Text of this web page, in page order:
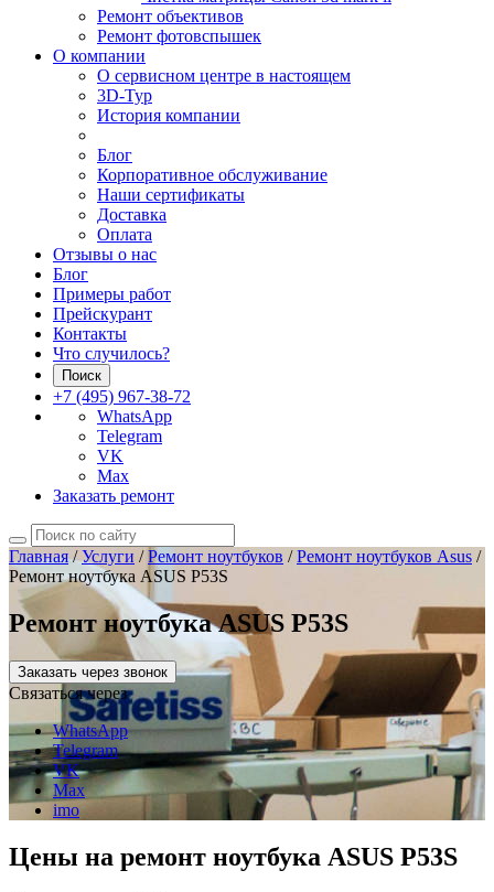
Ремонт объективов
Ремонт фотовспышек
О компании
О сервисном центре в настоящем
3D-Тур
История компании
Блог
Корпоративное обслуживание
Наши сертификаты
Доставка
Оплата
Отзывы о нас
Блог
Примеры работ
Прейскурант
Контакты
Что случилось?
Поиск
+7 (495) 967-38-72
WhatsApp
Telegram
VK
Max
Заказать ремонт
Главная/Услуги /Ремонт ноутбуков /Ремонт ноутбуков Asus /
Ремонт ноутбука ASUS P53S
Ремонт ноутбука ASUS P53S
Заказать через звонок
Связаться через
WhatsApp
Telegram
VK
Max
imo
Цены на ремонт ноутбука ASUS P53S